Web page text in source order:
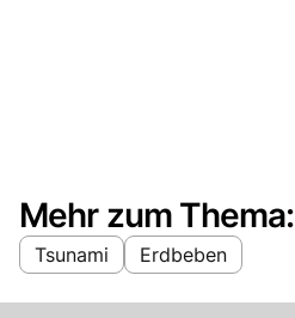
Mehr zum Thema:
Tsunami Erdbeben